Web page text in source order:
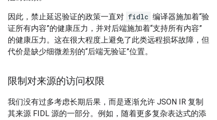
因此，禁止延迟验证的政策一直对 fidlc 编译器施加着“验
证所有内容”的健康压力，并对后端施加着“支持所有内容”
的健康压力。这在很大程度上避免了此类远程损坏故障，但
代价是缺少细微差别的“后端无验证”位置。
限制对来源的访问权限
我们没有过多考虑长期后果，而是逐渐允许 JSON IR 复制
其来源 FIDL 源的一部分。例如，随着更多复杂表达式的添